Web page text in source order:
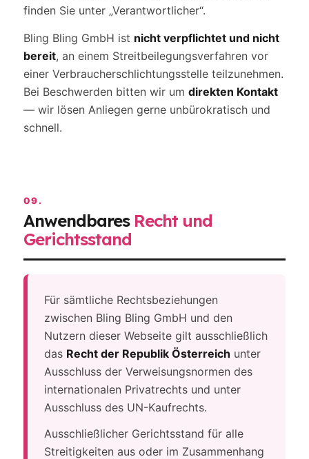
finden Sie unter „Verantwortlicher“.
Bling Bling GmbH ist nicht verpflichtet und nicht
bereit, an einem Streitbeilegungsverfahren vor
einer Verbraucherschlichtungsstelle teilzunehmen.
Bei Beschwerden bitten wir um direkten Kontakt
— wir lösen Anliegen gerne unbürokratisch und
schnell.
09.
Anwendbares Recht und
Gerichtsstand
Für sämtliche Rechtsbeziehungen
zwischen Bling Bling GmbH und den
Nutzern dieser Webseite gilt ausschließlich
das Recht der Republik Österreich unter
Ausschluss der Verweisungsnormen des
internationalen Privatrechts und unter
Ausschluss des UN-Kaufrechts.
Ausschließlicher Gerichtsstand für alle
Streitigkeiten aus oder im Zusammenhang